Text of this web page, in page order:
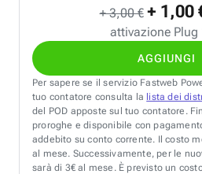
+ 3,00 € + 1,00
attivazione Plug
AGGIUNGI
Per sapere se il servizio Fastweb
tuo contatore consulta la lista dei
del POD apposte sul tuo contatore.
proroghe e disponibile con
addebito su conto corrente. Il costo
al mese. Successivamente, per le
sarà di 3€ al mese. È previsto un